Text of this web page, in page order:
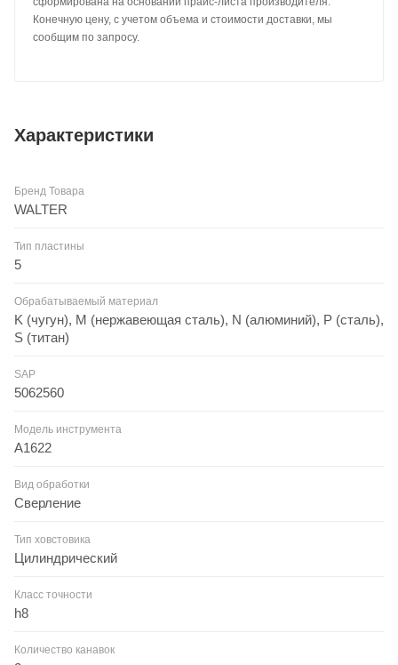
Конечную цену, с учетом объема и стоимости доставки, мы
сообщим по запросу.
Характеристики
Бренд Товара
WALTER
Тип пластины
5
Обрабатываемый материал
K (чугун), M (нержавеющая сталь), N (алюминий), P (сталь),
S (титан)
SAP
5062560
Модель инструмента
A1622
Вид обработки
Сверление
Тип ховстовика
Цилиндрический
Класс точности
h8
Количество канавок